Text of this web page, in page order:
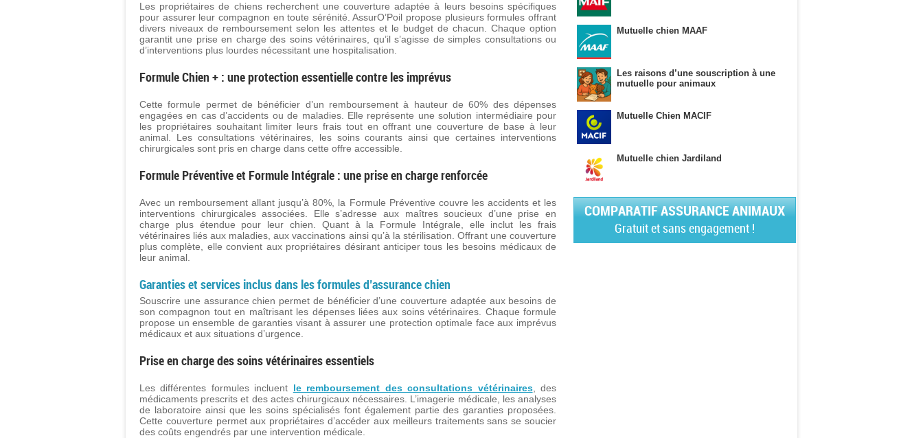
Les propriétaires de chiens recherchent une couverture adaptée à leurs besoins spécifiques
pour assurer leur compagnon en toute sérénité. AssurO’Poil propose plusieurs formules offrant
divers niveaux de remboursement selon les attentes et le budget de chacun. Chaque option
garantit une prise en charge des soins vétérinaires, qu’il s’agisse de simples consultations ou
d’interventions plus lourdes nécessitant une hospitalisation.
Formule Chien + : une protection essentielle contre les imprévus
Cette formule permet de bénéficier d’un remboursement à hauteur de 60% des dépenses
engagées en cas d’accidents ou de maladies. Elle représente une solution intermédiaire pour
les propriétaires souhaitant limiter leurs frais tout en offrant une couverture de base à leur
animal. Les consultations vétérinaires, les soins courants ainsi que certaines interventions
chirurgicales sont pris en charge dans cette offre accessible.
Formule Préventive et Formule Intégrale : une prise en charge renforcée
Avec un remboursement allant jusqu’à 80%, la Formule Préventive couvre les accidents et les
interventions chirurgicales associées. Elle s’adresse aux maîtres soucieux d’une prise en
charge plus étendue pour leur chien. Quant à la Formule Intégrale, elle inclut les frais
vétérinaires liés aux maladies, aux vaccinations ainsi qu’à la stérilisation. Offrant une couverture
plus complète, elle convient aux propriétaires désirant anticiper tous les besoins médicaux de
leur animal.
Garanties et services inclus dans les formules d’assurance chien
Souscrire une assurance chien permet de bénéficier d’une couverture adaptée aux besoins de
son compagnon tout en maîtrisant les dépenses liées aux soins vétérinaires. Chaque formule
propose un ensemble de garanties visant à assurer une protection optimale face aux imprévus
médicaux et aux situations d’urgence.
Prise en charge des soins vétérinaires essentiels
Les différentes formules incluent le remboursement des consultations vétérinaires, des
médicaments prescrits et des actes chirurgicaux nécessaires. L’imagerie médicale, les analyses
de laboratoire ainsi que les soins spécialisés font également partie des garanties proposées.
Cette couverture permet aux propriétaires d’accéder aux meilleurs traitements sans se soucier
des coûts engendrés par une intervention médicale.
Mutuelle chien MAAF
Les raisons d’une souscription à une
mutuelle pour animaux
Mutuelle Chien MACIF
Mutuelle chien Jardiland
COMPARATIF ASSURANCE ANIMAUX
Gratuit et sans engagement !